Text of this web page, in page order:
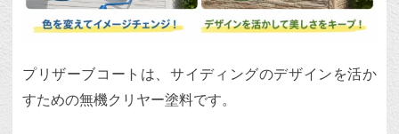
プリザーブコートは、サイディングのデザインを活か
すための無機クリヤー塗料です。